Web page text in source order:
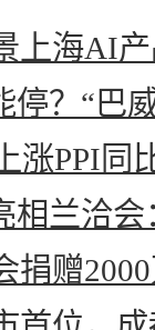
上海AI
停？“巴
涨PPI同
相兰洽
捐赠